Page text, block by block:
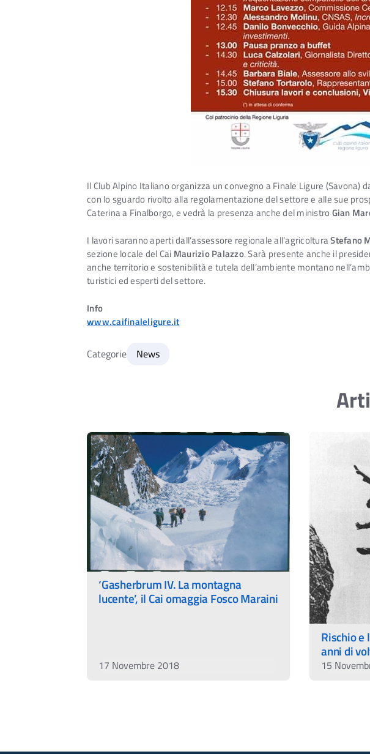
Il Club Alpino Italiano organizza un convegno a Finale Ligure
con lo sguardo rivolto alla regolamentazione del settore e alle sue
Caterina a Finalborgo, e vedrà la presenza anche del ministroGian
I lavori saranno aperti dall’assessore regionale all’agricolturaStefano
sezione locale del Cai Maurizio Palazzo. Sarà presente anche il
anche territorio e sostenibilità e tutela dell’ambiente montano
turistici ed esperti del settore.
Info
www.caifinaleligure.it
Categorie News
‘Gasherbrum IV. La montagna
lucente’, il Cai omaggia Fosco Maraini
17 Novembre 2018
Rischio
anni di
15